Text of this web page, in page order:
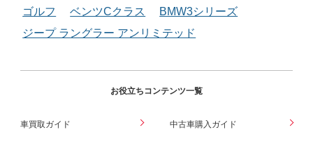
ゴルフ ベンツCクラス
BMW3シリーズ
ジープ ラングラー アンリミテッド
お役立ちコンテンツ一覧
車買取ガイド 中古車購入ガイド